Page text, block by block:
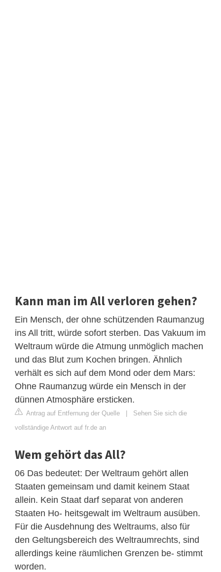
Kann man im All verloren gehen?
Ein Mensch, der ohne schützenden Raumanzug
ins All tritt, würde sofort sterben. Das Vakuum im
Weltraum würde die Atmung unmöglich machen
und das Blut zum Kochen bringen. Ähnlich
verhält es sich auf dem Mond oder dem Mars:
Ohne Raumanzug würde ein Mensch in der
dünnen Atmosphäre ersticken.
Antrag auf Entfernung der Quelle | Sehen Sie sich die
vollständige Antwort auf fr.de an
Wem gehört das All?
06 Das bedeutet: Der Weltraum gehört allen
Staaten gemeinsam und damit keinem Staat
allein. Kein Staat darf separat von anderen
Staaten Ho- heitsgewalt im Weltraum ausüben.
Für die Ausdehnung des Weltraums, also für
den Geltungsbereich des Weltraumrechts, sind
allerdings keine räumlichen Grenzen be- stimmt
worden.